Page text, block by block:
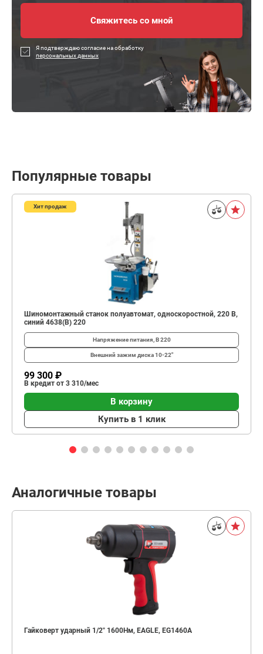
Я подтверждаю согласие на обработку
персональных данных
Популярные товары
Хит продаж
Шиномонтажный станок полуавтомат, односкоростной, 220 В,
синий 4638(B) 220
Напряжение питания, В220
Внешний зажим диска10-22"
99 300 ₽
В кредит от 3 310/мес
В корзину
Купить в 1 клик
Аналогичные товары
Гайковерт ударный 1/2" 1600Нм, EAGLE, EG1460A